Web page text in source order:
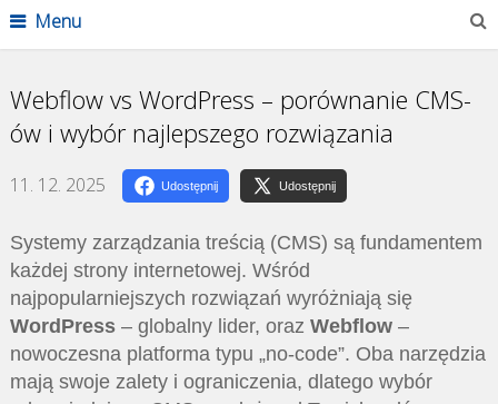
Menu
Webflow vs WordPress – porównanie CMS-
ów i wybór najlepszego rozwiązania
11. 12. 2025 Udostępnij Udostępnij
Systemy zarządzania treścią (CMS) są fundamentem
każdej strony internetowej. Wśród
najpopularniejszych rozwiązań wyróżniają się
WordPress– globalny lider, oraz Webflow–
nowoczesna platforma typu „no-code”. Oba narzędzia
mają swoje zalety i ograniczenia, dlatego wybór